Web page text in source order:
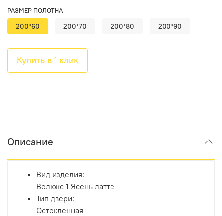
Купить в 1 клик
РАЗМЕР ПОЛОТНА
200*60 200*70 200*80 200*90
Описание
Вид изделия:
Велюкс 1 Ясень латте
Тип двери:
Остекленная